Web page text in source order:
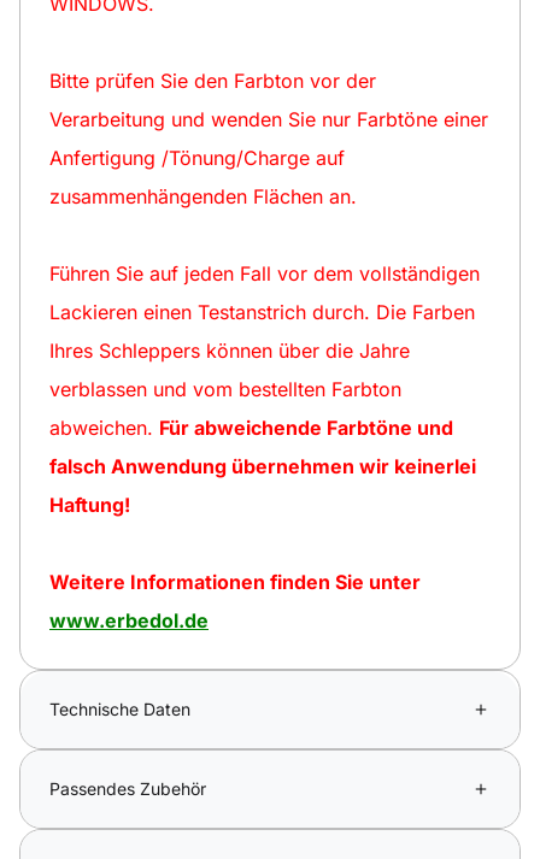
Bitte prüfen Sie den Farbton vor der
Verarbeitung und wenden Sie nur Farbtöne einer
Anfertigung /Tönung/Charge auf
zusammenhängenden Flächen an.
Führen Sie auf jeden Fall vor dem vollständigen
Lackieren einen Testanstrich durch. Die Farben
Ihres Schleppers können über die Jahre
verblassen und vom bestellten Farbton
abweichen. Für abweichende Farbtöne und
falsch Anwendung übernehmen wir keinerlei
Haftung!
Weitere Informationen finden Sie unter
www.erbedol.de
Technische Daten
Passendes Zubehör